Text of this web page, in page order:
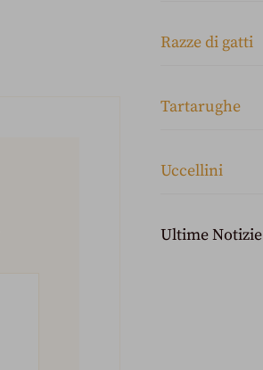
Razze di gatti
Tartarughe
Uccellini
Ultime Notizie